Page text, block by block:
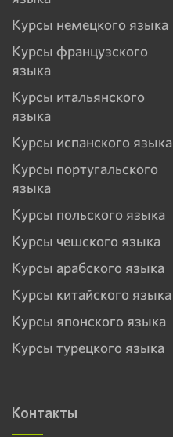
Курсы немецкого языка
Курсы французского
языка
Курсы итальянского
языка
Курсы испанского языка
Курсы португальского
языка
Курсы польского языка
Курсы чешского языка
Курсы арабского языка
Курсы китайского языка
Курсы японского языка
Курсы турецкого языка
Контакты